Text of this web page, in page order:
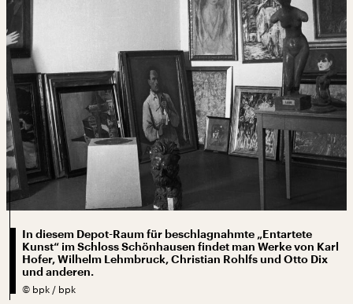
In diesem Depot-Raum für beschlagnahmte „Entartete
Kunst“ im Schloss Schönhausen findet man Werke von Karl
Hofer, Wilhelm Lehmbruck, Christian Rohlfs und Otto Dix
und anderen.
© bpk / bpk